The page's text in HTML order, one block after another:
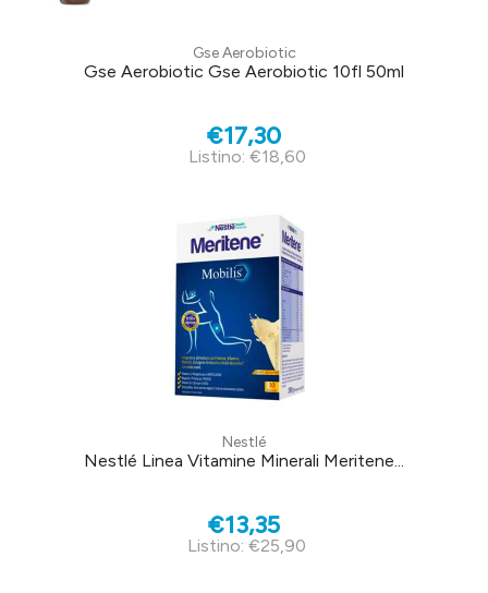
Gse Aerobiotic
Gse Aerobiotic Gse Aerobiotic 10fl 50ml
€17,30
Listino: €18,60
Nestlé
Nestlé Linea Vitamine Minerali Meritene...
€13,35
Listino: €25,90